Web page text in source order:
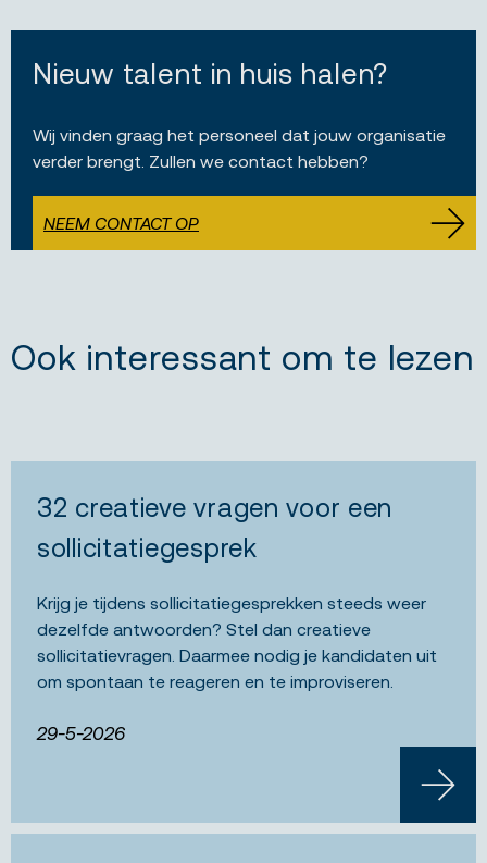
Nieuw talent in huis halen?
Wij vinden graag het personeel dat jouw organisatie
verder brengt. Zullen we contact hebben?
NEEM CONTACT OP
Ook interessant om te lezen
32 creatieve vragen voor een
sollicitatiegesprek
Krijg je tijdens sollicitatiegesprekken steeds weer
dezelfde antwoorden? Stel dan creatieve
sollicitatievragen. Daarmee nodig je kandidaten uit
om spontaan te reageren en te improviseren.
29-5-2026
LEES